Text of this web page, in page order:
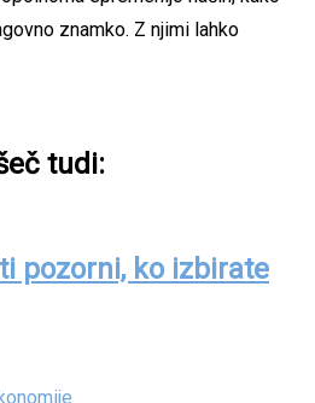
znamko. Z njimi lahko
tudi:
pozorni, ko izbirate